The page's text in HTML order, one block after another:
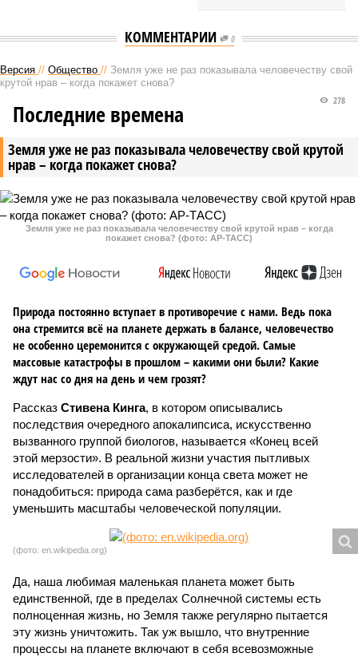
КОММЕНТАРИИ 0
Версия // Общество // Земля уже не раз показывала человечеству свой
крутой нрав – когда покажет снова?
Земля уже не раз показывала человечеству свой крутой
нрав – когда покажет снова?
278
Последние времена
Земля уже не раз показывала человечеству свой крутой нрав – когда
покажет снова? (фото: АР-ТАСС)
Природа постоянно вступает в противоречие с нами. Ведь пока
она стремится всё на планете держать в балансе, человечество
не особенно церемонится с окружающей средой. Самые
массовые катастрофы в прошлом – какими они были? Какие
ждут нас со дня на день и чем грозят?
Рассказ Стивена Кинга, в котором описывались
последствия очередного апокалипсиса, искусственно
вызванного группой биологов, называется «Конец всей
этой мерзости». В реальной жизни участия пытливых
исследователей в организации конца света может не
понадобиться: природа сама разберётся, как и где
уменьшить масштабы человеческой популяции.
(фото: en.wikipedia.org)
Да, наша любимая маленькая планета может быть
единственной, где в пределах Солнечной системы есть
полноценная жизнь, но Земля также регулярно пытается
эту жизнь уничтожить. Так уж вышло, что внутренние
процессы на планете включают в себя всевозможные